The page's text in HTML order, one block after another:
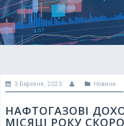
3 Березня, 2023 Новини
НАФТОГАЗОВІ
МІСЯЦІ РОКУ